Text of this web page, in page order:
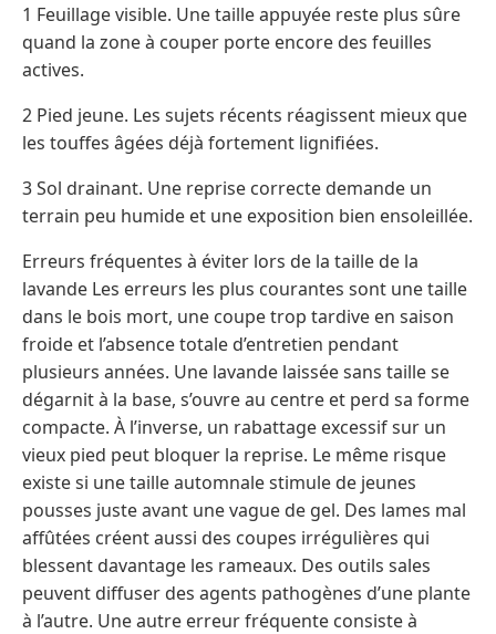
1 Feuillage visible. Une taille appuyée reste plus sûre
quand la zone à couper porte encore des feuilles
actives.
2 Pied jeune. Les sujets récents réagissent mieux que
les touffes âgées déjà fortement lignifiées.
3 Sol drainant. Une reprise correcte demande un
terrain peu humide et une exposition bien ensoleillée.
Erreurs fréquentes à éviter lors de la taille de la
lavande Les erreurs les plus courantes sont une taille
dans le bois mort, une coupe trop tardive en saison
froide et l’absence totale d’entretien pendant
plusieurs années. Une lavande laissée sans taille se
dégarnit à la base, s’ouvre au centre et perd sa forme
compacte. À l’inverse, un rabattage excessif sur un
vieux pied peut bloquer la reprise. Le même risque
existe si une taille automnale stimule de jeunes
pousses juste avant une vague de gel. Des lames mal
affûtées créent aussi des coupes irrégulières qui
blessent davantage les rameaux. Des outils sales
peuvent diffuser des agents pathogènes d’une plante
à l’autre. Une autre erreur fréquente consiste à